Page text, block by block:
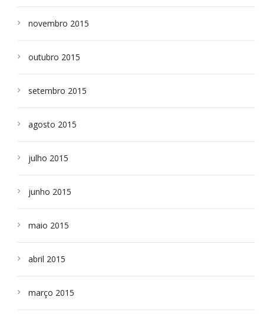
novembro 2015
outubro 2015
setembro 2015
agosto 2015
julho 2015
junho 2015
maio 2015
abril 2015
março 2015